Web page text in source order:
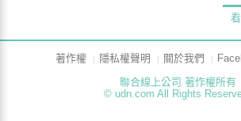
著作權 隱私權聲明 關於我們
聯合線上公司 著作權所有
© udn.com All Rights